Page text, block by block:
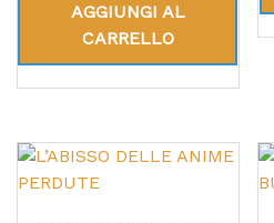
AGGIUNGI AL
CARRELLO